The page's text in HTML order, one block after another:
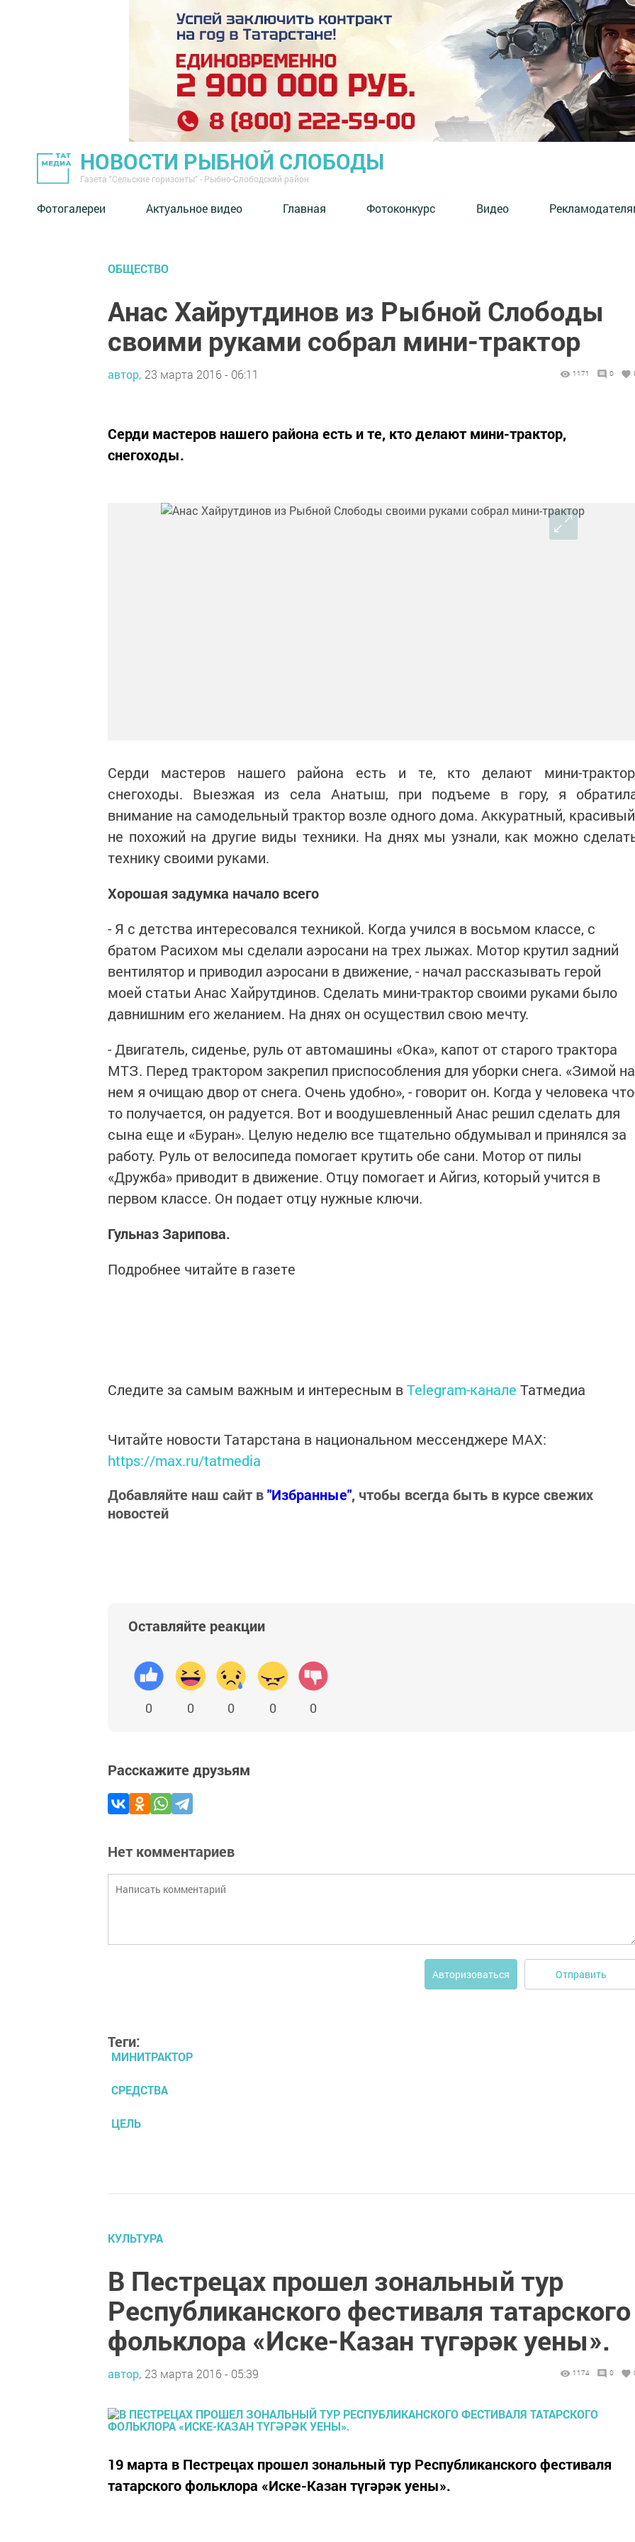
НОВОСТИ РЫБНОЙ СЛОБОДЫ
Газета "Сельские горизонты" - Рыбно-Слободский район
Фотогалереи Актуальное видео Главная Фотоконкурс Видео
ОБЩЕСТВО
Анас Хайрутдинов из Рыбной Слободы
своими руками собрал мини-трактор
автор, 23 марта 2016 - 06:11 1171 0
Серди мастеров нашего района есть и те, кто делают мини-трактор,
снегоходы.
Серди мастеров нашего района есть и те, кто делают мини-
снегоходы. Выезжая из села Анатыш, при подъеме в гору, я
внимание на самодельный трактор возле одного дома. Аккуратный,
не похожий на другие виды техники. На днях мы узнали, как можно
технику своими руками.
Хорошая задумка начало всего
- Я с детства интересовался техникой. Когда учился в восьмом классе, с
братом Расихом мы сделали аэросани на трех лыжах. Мотор крутил задний
вентилятор и приводил аэросани в движение, - начал рассказывать герой
моей статьи Анас Хайрутдинов. Сделать мини-трактор своими руками было
давнишним его желанием. На днях он осуществил свою мечту.
- Двигатель, сиденье, руль от автомашины «Ока», капот от старого трактора
МТЗ. Перед трактором закрепил приспособления для уборки снега. «Зимой на
нем я очищаю двор от снега. Очень удобно», - говорит он. Когда у человека
то получается, он радуется. Вот и воодушевленный Анас решил сделать для
сына еще и «Буран». Целую неделю все тщательно обдумывал и принялся за
работу. Руль от велосипеда помогает крутить обе сани. Мотор от пилы
«Дружба» приводит в движение. Отцу помогает и Айгиз, который учится в
первом классе. Он подает отцу нужные ключи.
Гульназ Зарипова.
Подробнее читайте в газете
Следите за самым важным и интересным вTelegram-канале Татмедиа
Читайте новости Татарстана в национальном мессенджере MАХ:
https://max.ru/tatmedia
Добавляйте наш сайт в"Избранные", чтобы всегда быть в курсе свежих
новостей
Оставляйте реакции
0 0 0 0 0
Расскажите друзьям
Нет комментариев
Авторизоваться Отправить
Теги:
МИНИТРАКТОР
СРЕДСТВА
ЦЕЛЬ
КУЛЬТУРА
В Пестрецах прошел зональный тур
Республиканского фестиваля татарского
фольклора «Иске-Казан түгәрәк уены».
автор, 23 марта 2016 - 05:39 1174 0
19 марта в Пестрецах прошел зональный тур Республиканского фестиваля
татарского фольклора «Иске-Казан түгәрәк уены».